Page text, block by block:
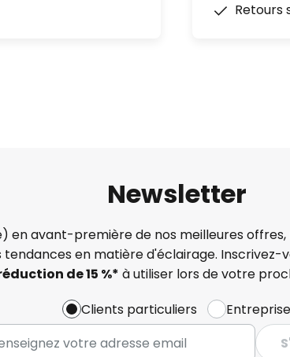
Retours
Newsletter
en avant-première de nos meilleures
tendances en matière d'éclairage. Inscrivez-
de 15 %* à utiliser lors de votre
Clients particuliers
Entreprise